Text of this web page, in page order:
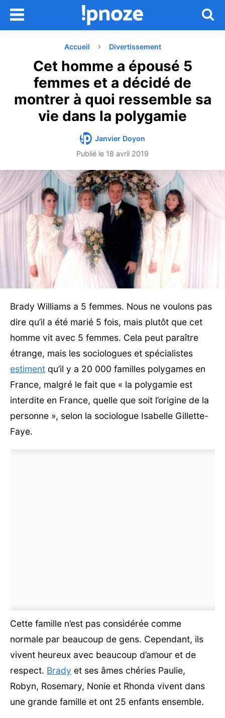
Accueil Divertissement
Cet homme a épousé 5
femmes et a décidé de
montrer à quoi ressemble sa
vie dans la polygamie
Janvier Doyon
Publié le 18 avril 2019
Brady Williams a 5 femmes. Nous ne voulons pas
dire qu’il a été marié 5 fois, mais plutôt que cet
homme vit avec 5 femmes. Cela peut paraître
étrange, mais les sociologues et spécialistes
estiment qu’il y a 20 000 familles polygames en
France, malgré le fait que « la polygamie est
interdite en France, quelle que soit l’origine de la
personne », selon la sociologue Isabelle Gillette-
Faye.
Cette famille n’est pas considérée comme
normale par beaucoup de gens. Cependant, ils
vivent heureux avec beaucoup d’amour et de
respect. Brady et ses âmes chéries Paulie,
Robyn, Rosemary, Nonie et Rhonda vivent dans
une grande famille et ont 25 enfants ensemble.